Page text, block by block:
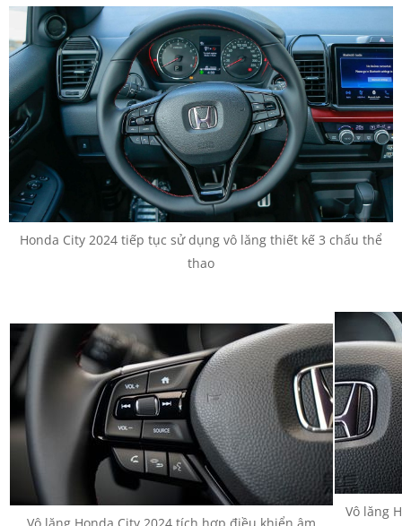
Honda City 2024 tiếp tục sử dụng vô lăng thiết kế 3 chấu thể
thao
Vô lăng